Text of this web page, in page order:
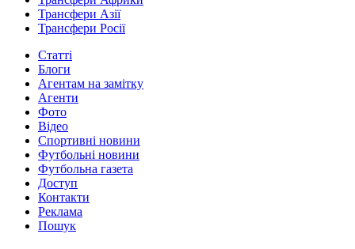
Трансфери Азії
Трансфери Росії
Статті
Блоги
Агентам на замітку
Агенти
Фото
Відео
Спортивні новини
Футбольні новини
Футбольна газета
Доступ
Контакти
Реклама
Пошук